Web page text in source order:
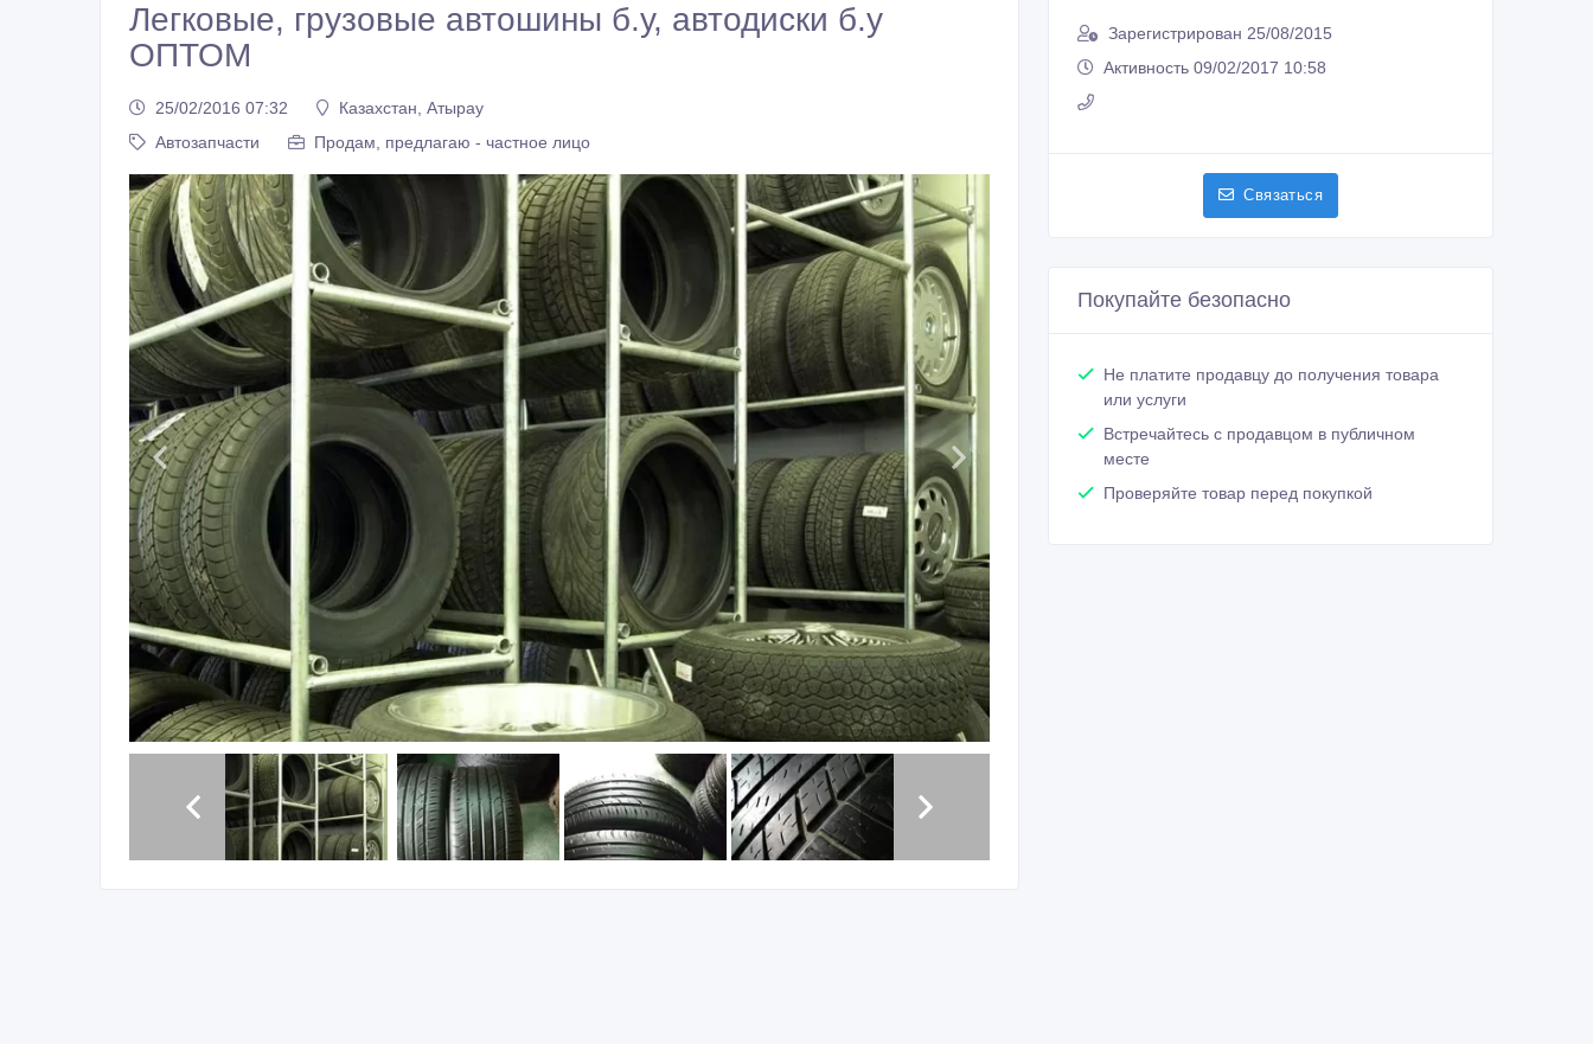
Легковые, грузовые автошины б.у, автодиски б.у
ОПТОМ
25/02/2016 07:32
Казахстан, Атырау
Автозапчасти
Продам, предлагаю - частное лицо
Зарегистрирован 25/08/2015
Активность 09/02/2017 10:58
Связаться
Покупайте безопасно
Не платите продавцу до получения товара
или услуги
Встречайтесь с продавцом в публичном
месте
Проверяйте товар перед покупкой